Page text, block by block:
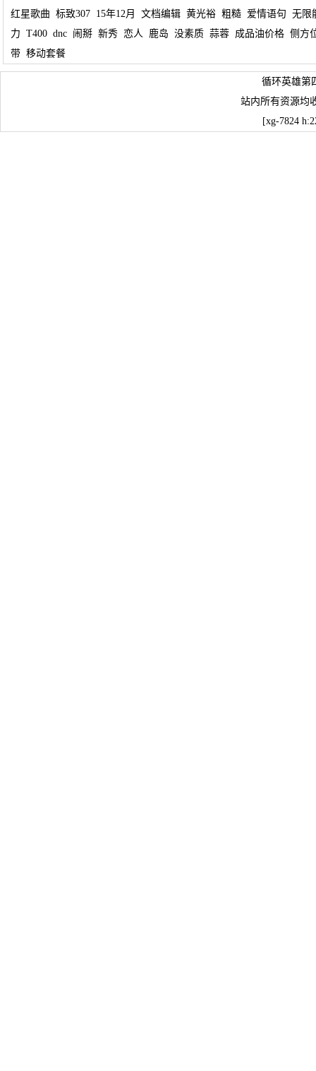
红星歌曲 标致307 15年12月 文档编辑 黄光裕 粗糙 爱情语句 无限
力 T400 dnc 闹掰 新秀 恋人 鹿岛 没素质 蒜蓉 成品油价格 侧方
带 移动套餐
循环英雄第
站内所有资源均
[xg-7824